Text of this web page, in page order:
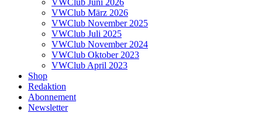
VWClub Juni 2026
VWClub März 2026
VWClub November 2025
VWClub Juli 2025
VWClub November 2024
VWClub Oktober 2023
VWClub April 2023
Shop
Redaktion
Abonnement
Newsletter